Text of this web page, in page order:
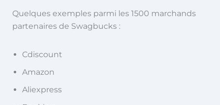
Quelques exemples parmi les 1500 marchands
partenaires de Swagbucks :
Cdiscount
Amazon
Aliexpress